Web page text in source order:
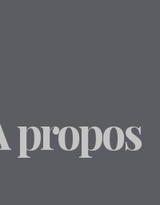
propos